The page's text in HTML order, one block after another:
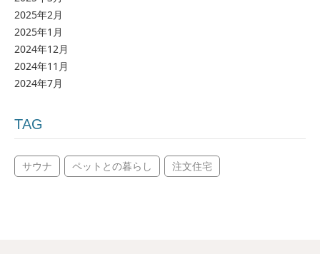
2025年2月
2025年1月
2024年12月
2024年11月
2024年7月
TAG
サウナ ペットとの暮らし 注文住宅